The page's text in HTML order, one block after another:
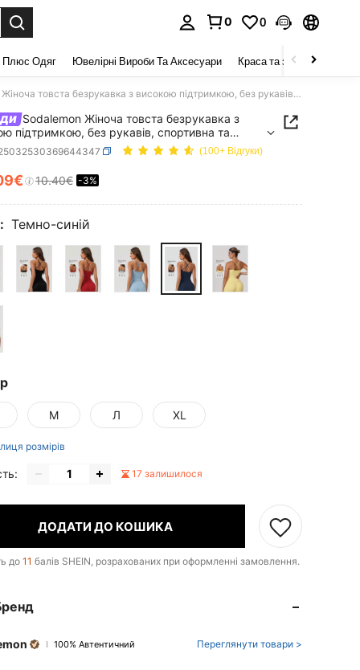
0 0
Плюс Одяг Ювелірні Вироби Та Аксесуари Краса та здоров 'я
Sodalemon Жіноча товста безрукавка з високою підтримкою, без рукавів, спортивна та тренувальна, біг, йога, безрукавка
Sodalemon Жіноча товста безрукавка з
підтримкою, без рукавів, спортивна та
біг, йога, безрукавка
(100+ Відгуки)
AND AVAILABILITY
10.40€ -3%
Темно-синій
М Л XL
розмірів
17 залишилося
ДОДАТИ ДО КОШИКА
до 11 балів SHEIN, розрахованих при оформленні замовлення.
100% Автентичний Переглянути товари >